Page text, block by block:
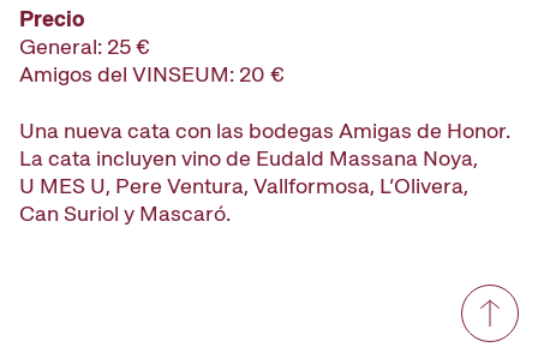
Precio
General: 25 €
Amigos del VINSEUM: 20 €
Una nueva catacon las bodegas Amigas de Honor.
La cata incluyen vino de Eudald Massana Noya,
U MES U, Pere Ventura, Vallformosa, L’Olivera,
Can Suriol y Mascaró.